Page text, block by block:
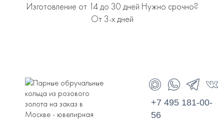
Изготовление от 14 до 30 дней Нужно срочно?
От 3-х дней
+7 495 181-00-
56